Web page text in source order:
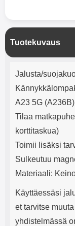
Tuotekuvaus
Jalusta/
A23 5G (A236B)
Tilaa
korttitaskua)
Toimii lisäksi
Sulkeutuu
Materiaali:
Käyttäessäsi
et tarvitse
yhdistelmässä